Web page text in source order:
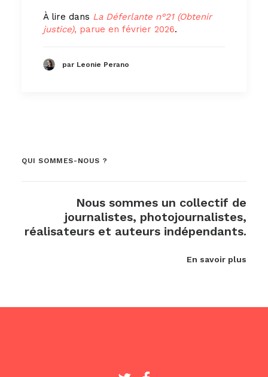
À lire dans La Déferlante n°21 (Obtenir
justice), parue en février 2026.
par Leonie Perano
QUI SOMMES-NOUS ?
Nous sommes un collectif de
journalistes, photojournalistes,
réalisateurs et auteurs indépendants.
En savoir plus